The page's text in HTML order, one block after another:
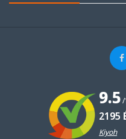
9.5/
2195
Kiyoh